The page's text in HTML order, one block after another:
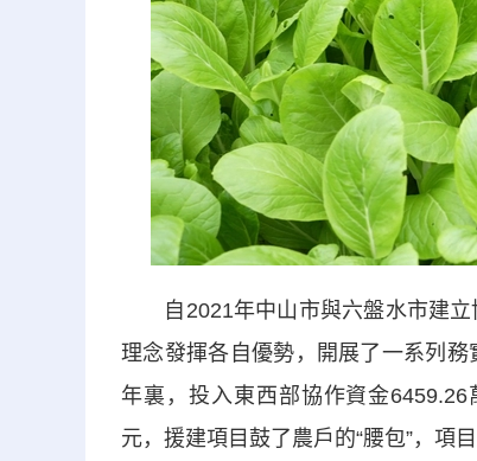
自2021年中山市與六盤水市建立
理念發揮各自優勢，開展了一系列務
年裏，投入東西部協作資金
元，援建項目鼓了農戶的“腰包”，項